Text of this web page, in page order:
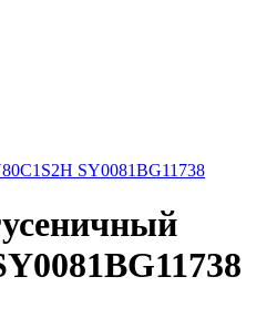
SY0081BG11738